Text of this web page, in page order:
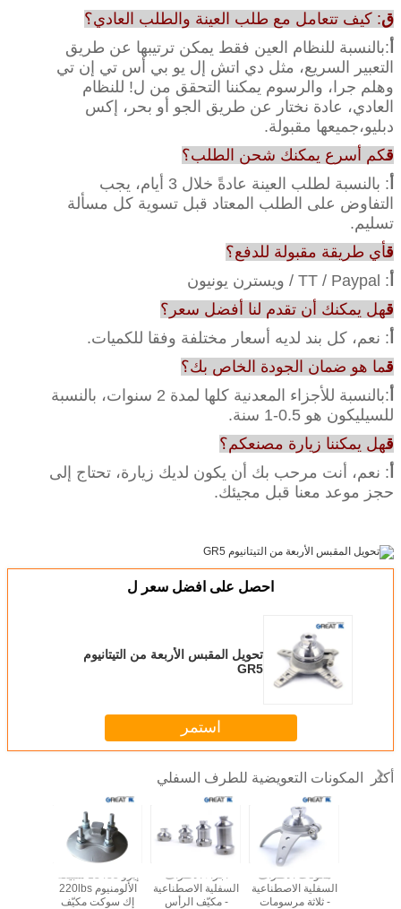
ق: كيف تتعامل مع طلب العينة والطلب العادي؟
أ:بالنسبة للنظام العين فقط يمكن ترتيبها عن طريق
التعبير السريع، مثل دي اتش إل يو بي أس تي إن تي
وهلم جرا، والرسوم يمكننا التحقق من ل! للنظام
العادي، عادة نختار عن طريق الجو أو بحر، إكس
دبليو،جميعها مقبولة.
قكم أسرع يمكنك شحن الطلب؟
أ
: بالنسبة لطلب العينة عادةً خلال 3 أيام، يجب
التفاوض على الطلب المعتاد قبل تسوية كل مسألة
تسليم.
قأي طريقة مقبولة للدفع؟
أ: TT / Paypal / ويسترن يونيون
قهل يمكنك أن تقدم لنا أفضل سعر؟
أ: نعم، كل بند لديه أسعار مختلفة وفقا للكميات.
قما هو ضمان الجودة الخاص بك؟
أ
:بالنسبة للأجزاء المعدنية كلها لمدة 2 سنوات، بالنسبة
للسيليكون هو 0.5-1 سنة.
قهل يمكننا زيارة مصنعكم؟
أ: نعم، أنت مرحب بك أن يكون لديك زيارة، تحتاج إلى
حجز موعد معنا قبل مجيئك.
احصل على افضل سعر ل
تحويل المقبس الأربعة من التيتانيوم
GR5
استمر
أكثر المكونات التعويضية للطرف السفلي
الألومنيوم 220lbs
إك سوكت مكيّف
السفلية الاصطناعية
- مكيّف الرأس
السفلية الاصطناعية
- ثلاثة مرسومات